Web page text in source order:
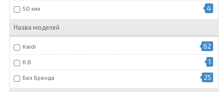
50 мм 4
Назва моделей
Kaidi 62
R.B 1
Без Бренда 25